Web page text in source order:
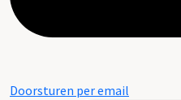
Doorsturen per email